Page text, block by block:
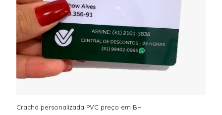
Crachá personalizada PVC preço em BH